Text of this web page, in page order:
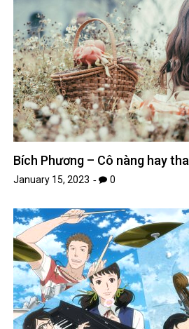
Bích Phương – Cô nàng hay
January 15, 2023 0